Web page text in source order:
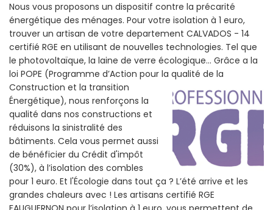
Nous vous proposons un dispositif contre la précarité
énergétique des ménages. Pour votre isolation à 1 euro,
trouver un artisan de votre departement CALVADOS - 14
certifié RGE en utilisant de nouvelles technologies. Tel que
le photovoltaïque, la laine de verre écologique... Grâce a la
loi POPE (Programme d’Action pour la qualité de la
Construction et la transition
Énergétique), nous renforçons la
qualité dans nos constructions et
réduisons la sinistralité des
bâtiments. Cela vous permet aussi
de bénéficier du Crédit d'impôt
(30%), à l’isolation des combles
pour 1 euro. Et l'Écologie dans tout ça ? L’été arrive et les
grandes chaleurs avec ! Les artisans certifié RGE